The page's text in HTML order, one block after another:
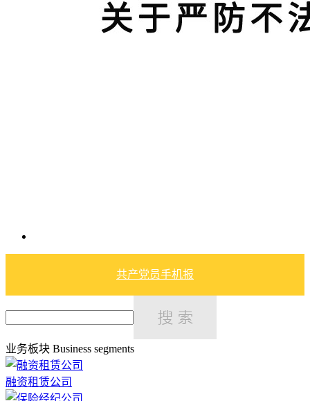
共产党员手机报
业务板块 Business segments
融资租赁公司